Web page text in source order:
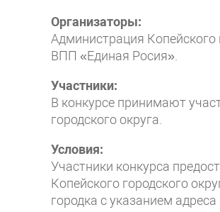
Организаторы:
Администрация Копейского
ВПП «Единая Росия».
Участники:
В конкурсе принимают
городского округа.
Условия:
Участники конкурса
Копейского городского
городка с указанием